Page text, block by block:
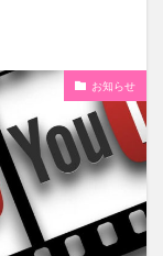
お知らせ